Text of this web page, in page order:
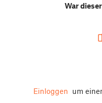
War
Einloggen um